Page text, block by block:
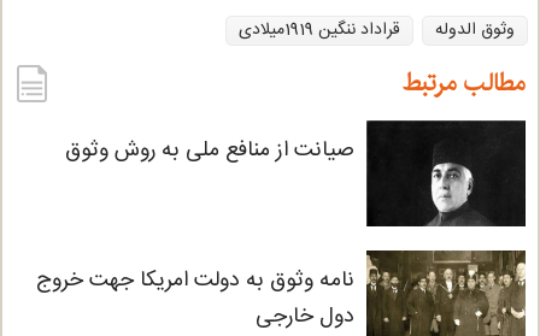
t
s
p
l
g
a
m
e
وثوق الدوله قراداد ننگین 1919میلادی
مطالب مرتبط
صیانت از منافع ملی به روش وثوق
نامه وثوق به دولت امریکا جهت خروج
دول خارجی